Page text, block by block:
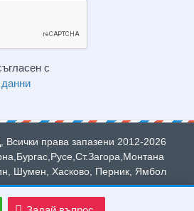
с
права запазени 2012-2026
Шумен, Хасково, Перник, Ямбол